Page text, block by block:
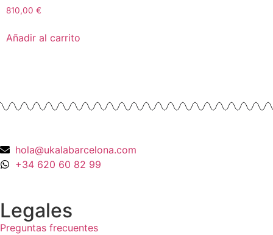
810,00 €
Añadir al carrito
hola@ukalabarcelona.com
+34 620 60 82 99
Legales
Preguntas frecuentes